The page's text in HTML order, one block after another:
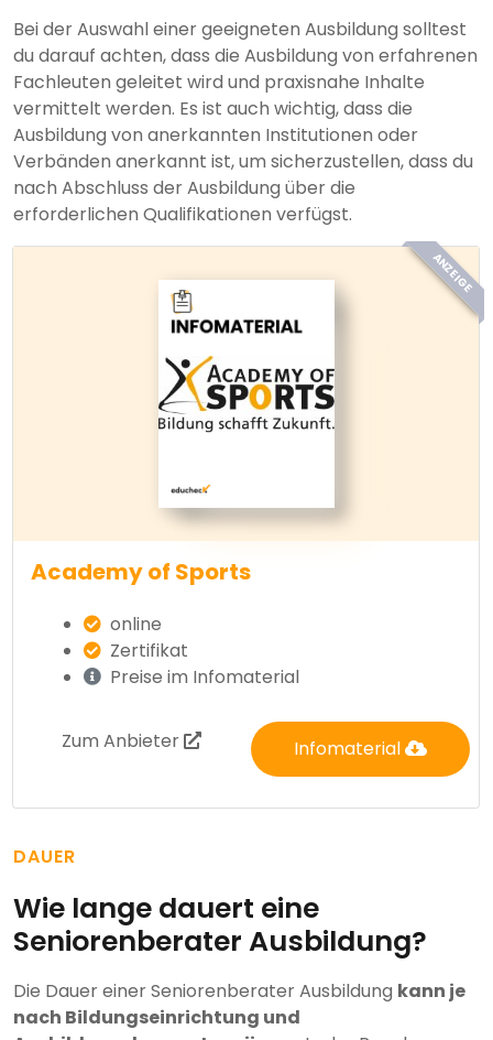
Bei der Auswahl einer geeigneten Ausbildung solltest
du darauf achten, dass die Ausbildung von erfahrenen
Fachleuten geleitet wird und praxisnahe Inhalte
vermittelt werden. Es ist auch wichtig, dass die
Ausbildung von anerkannten Institutionen oder
Verbänden anerkannt ist, um sicherzustellen, dass du
nach Abschluss der Ausbildung über die
erforderlichen Qualifikationen verfügst.
ANZEIGE
Academy of Sports
online
Zertifikat
Preise im Infomaterial
Zum Anbieter Infomaterial
DAUER
Wie lange dauert eine
Seniorenberater Ausbildung?
Die Dauer einer Seniorenberater Ausbildung kann je
nach Bildungseinrichtung und